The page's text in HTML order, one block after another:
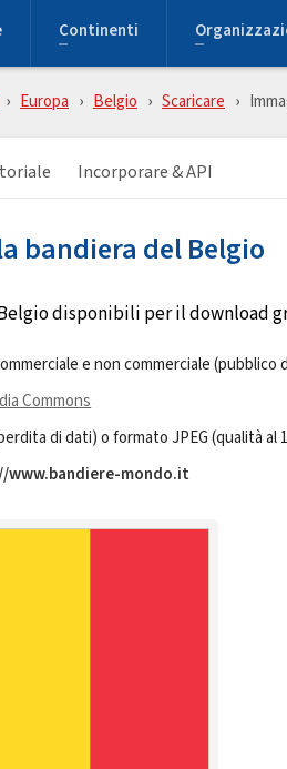
Continenti
Europa Belgio Scaricare
Incorporare & API
bandiera del Belgio
disponibili per il download
e non commerciale (pubblico
Commons
di dati) o formato JPEG (qualità al
www.bandiere-mondo.it